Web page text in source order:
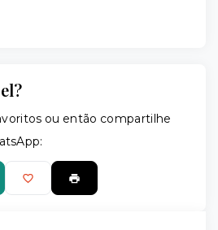
ou então compartilhe